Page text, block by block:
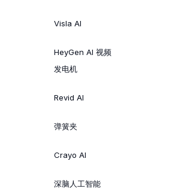
Visla AI
HeyGen AI 视频
发电机
Revid AI
弹簧夹
Crayo AI
深脑人工智能